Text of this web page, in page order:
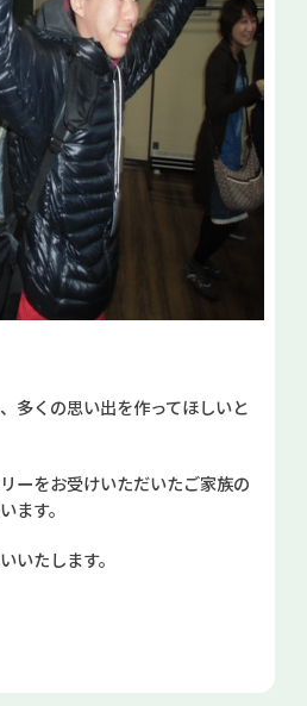
多くの思い出を作ってほしいと
ーをお受けいただいたご家族の
ます。
いたします。